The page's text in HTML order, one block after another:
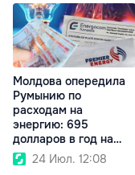
Молдова опередила
Румынию по
расходам на
энергию: 695
долларов в год на
человека
24 Июл. 12:08